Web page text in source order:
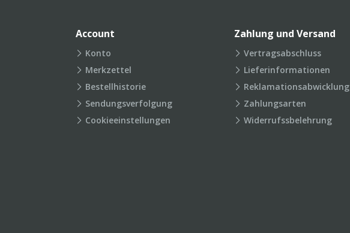
Account
Konto
Merkzettel
Bestellhistorie
Sendungsverfolgung
Cookieeinstellungen
Zahlung und Versand
Vertragsabschluss
Lieferinformationen
Reklamationsabwicklung
Zahlungsarten
Widerrufssbelehrung